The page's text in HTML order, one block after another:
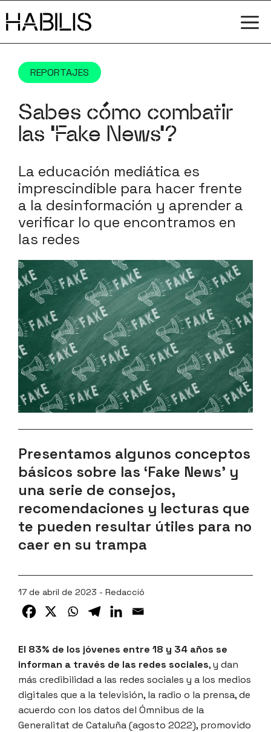
al
REPORTAJES
Sabes cómo combatir
las ‘Fake News’?
La educación mediática es
imprescindible para hacer frente
a la desinformación y aprender a
verificar lo que encontramos en
las redes
Presentamos algunos conceptos
básicos sobre las ‘Fake News’ y
una serie de consejos,
recomendaciones y lecturas que
te pueden resultar útiles para no
caer en su trampa
17 de abril de 2023 - Redacció
El 83% de los jóvenes entre 18 y 34 años se
informan a través de las redes sociales, y dan
más credibilidad a las redes sociales y a los medios
digitales que a la televisión, la radio o la prensa, de
acuerdo con los datos del Ómnibus de la
Generalitat de Cataluña (agosto 2022), promovido